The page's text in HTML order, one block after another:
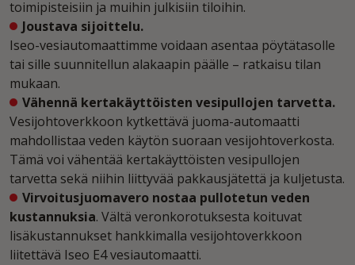
toimipisteisiin ja muihin julkisiin tiloihin.
Joustava sijoittelu.
Iseo-vesiautomaattimme voidaan asentaa pöytätasolle
tai sille suunnitellun alakaapin päälle – ratkaisu tilan
mukaan.
Vähennä kertakäyttöisten vesipullojen tarvetta.
Vesijohtoverkkoon kytkettävä juoma-automaatti
mahdollistaa veden käytön suoraan vesijohtoverkosta.
Tämä voi vähentää kertakäyttöisten vesipullojen
tarvetta sekä niihin liittyvää pakkausjätettä ja kuljetusta.
Virvoitusjuomavero nostaa pullotetun veden
kustannuksia. Vältä veronkorotuksesta koituvat
lisäkustannukset hankkimalla vesijohtoverkkoon
liitettävä Iseo E4 vesiautomaatti.